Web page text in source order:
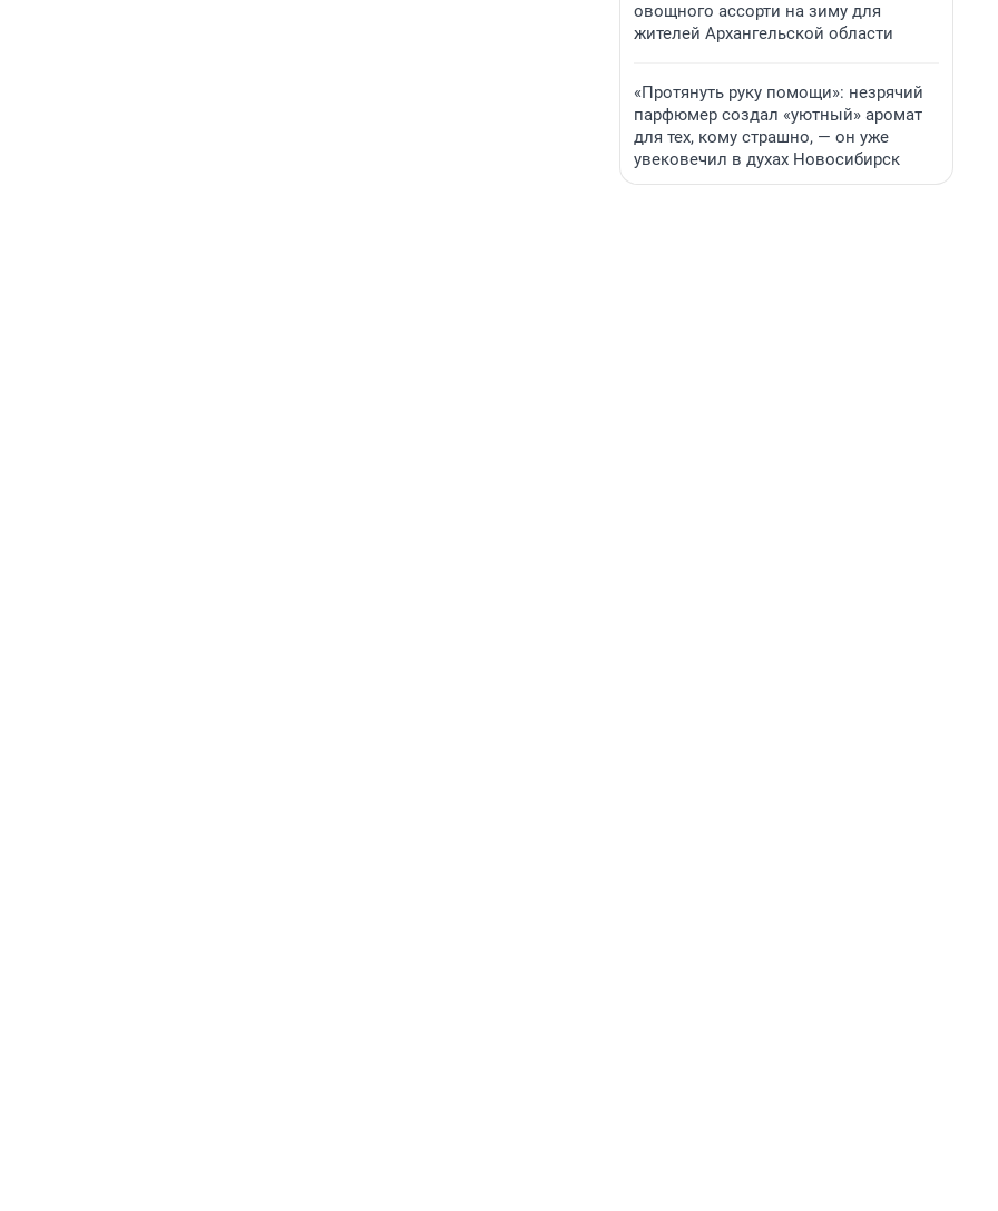
овощного ассорти на зиму для
жителей Архангельской области
«Протянуть руку помощи»: незрячий
парфюмер создал «уютный» аромат
для тех, кому страшно, — он уже
увековечил в духах Новосибирск